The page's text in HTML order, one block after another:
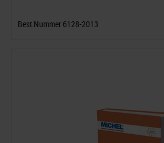
Best.Nummer 6128-2013